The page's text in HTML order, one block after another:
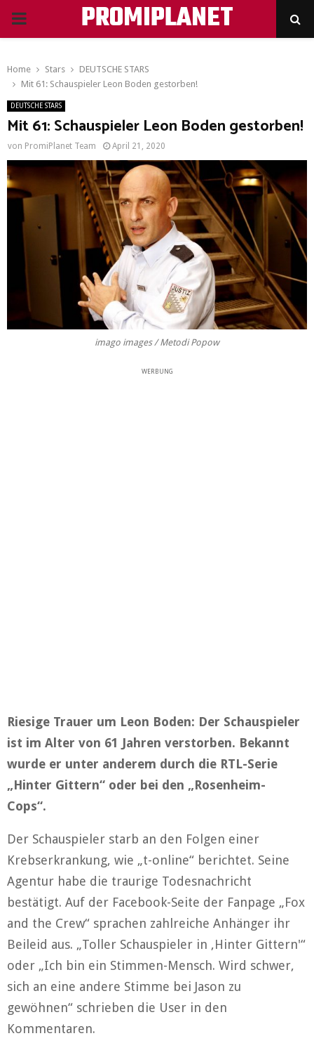
PRIMARY
PROMIPLANET
Home Stars
DEUTSCHE STARS
Mit 61: Schauspieler Leon Boden gestorben!
DEUTSCHE STARS
Mit 61: Schauspieler Leon Boden gestorben!
von PromiPlanet Team April 21, 2020
imago images / Metodi Popow
WERBUNG
Riesige Trauer um Leon Boden: Der Schauspieler
ist im Alter von 61 Jahren verstorben. Bekannt
wurde er unter anderem durch die RTL-Serie
„Hinter Gittern“ oder bei den „Rosenheim-
Cops“.
Der Schauspieler starb an den Folgen einer
Krebserkrankung, wie „t-online“ berichtet. Seine
Agentur habe die traurige Todesnachricht
bestätigt. Auf der Facebook-Seite der Fanpage „Fox
and the Crew“ sprachen zahlreiche Anhänger ihr
Beileid aus. „Toller Schauspieler in ‚Hinter Gittern'“
oder „Ich bin ein Stimmen-Mensch. Wird schwer,
sich an eine andere Stimme bei Jason zu
gewöhnen“ schrieben die User in den
Kommentaren.